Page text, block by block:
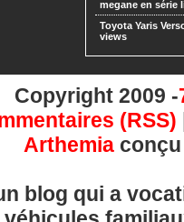
megane en série
Toyota Yaris
views
Copyright 2009 -
(RSS)
Arthemia
blog qui a